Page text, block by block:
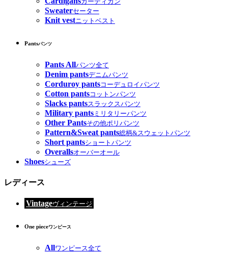
Sweaterセーター
Knit vestニットベスト
Pantsパンツ
Pants Allパンツ全て
Denim pantsデニムパンツ
Corduroy pantsコーデュロイパンツ
Cotton pantsコットンパンツ
Slacks pantsスラックスパンツ
Military pants ミリタリーパンツ
Other Pantsその他ポリパンツ
Pattern&Sweat pants総柄&スウェットパンツ
Short pantsショートパンツ
Overallsオーバーオール
Shoesシューズ
レディース
Vintageヴィンテージ
One pieceワンピース
Allワンピース全て